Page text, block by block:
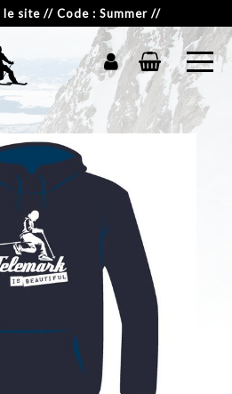
le site // Code : Summer //